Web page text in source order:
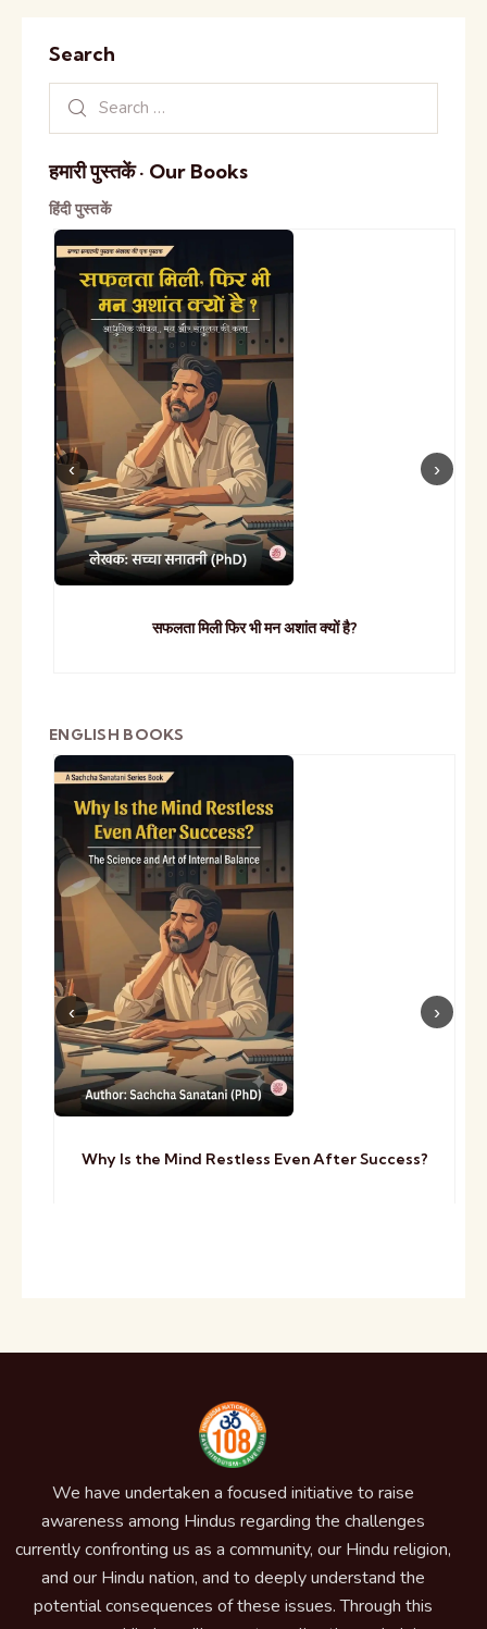
Search
हमारी पुस्तकें · Our Books
हिंदी पुस्तकें
सफलता मिली फिर भी मन अशांत क्यों है?
ENGLISH BOOKS
Why Is the Mind Restless Even After Success?
We have undertaken a focused initiative to raise
awareness among Hindus regarding the challenges
currently confronting us as a community, our Hindu religion,
and our Hindu nation, and to deeply understand the
potential consequences of these issues. Through this